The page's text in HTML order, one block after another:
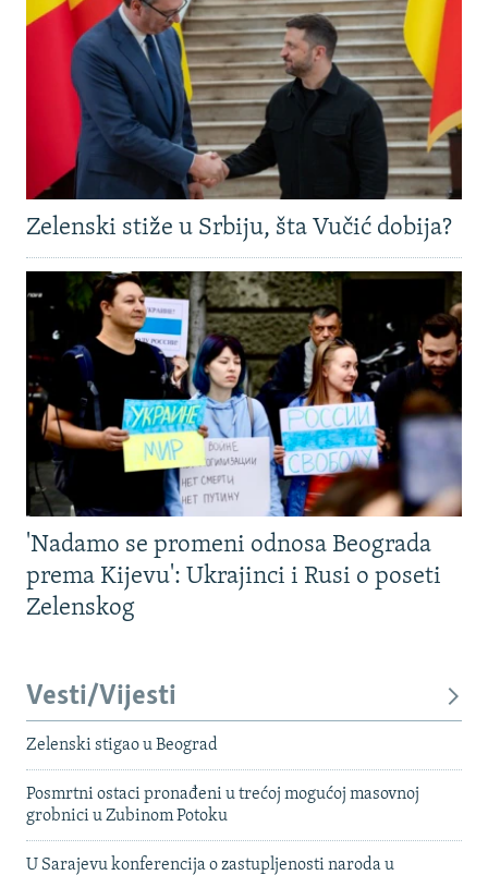
Zelenski stiže u Srbiju, šta Vučić dobija?
'Nadamo se promeni odnosa Beograda
prema Kijevu': Ukrajinci i Rusi o poseti
Zelenskog
Vesti/Vijesti
Zelenski stigao u Beograd
Posmrtni ostaci pronađeni u trećoj mogućoj masovnoj
grobnici u Zubinom Potoku
U Sarajevu konferencija o zastupljenosti naroda u